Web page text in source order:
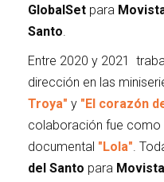
GlobalSet para
Santo.
Entre 2020 y 2021
dirección en las
Troya" y "El corazón
colaboración fue como
documental "Lola".
del Santo para